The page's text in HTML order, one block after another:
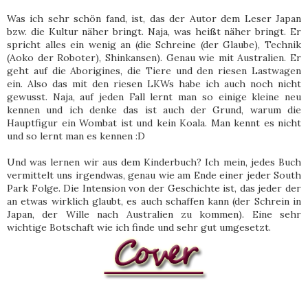
Was ich sehr schön fand, ist, das der Autor dem Leser Japan
bzw. die Kultur näher bringt. Naja, was heißt näher bringt. Er
spricht alles ein wenig an (die Schreine (der Glaube), Technik
(Aoko der Roboter), Shinkansen). Genau wie mit Australien. Er
geht auf die Aborigines, die Tiere und den riesen Lastwagen
ein. Also das mit den riesen LKWs habe ich auch noch nicht
gewusst. Naja, auf jeden Fall lernt man so einige kleine neu
kennen und ich denke das ist auch der Grund, warum die
Hauptfigur ein Wombat ist und kein Koala. Man kennt es nicht
und so lernt man es kennen :D
Und was lernen wir aus dem Kinderbuch? Ich mein, jedes Buch
vermittelt uns irgendwas, genau wie am Ende einer jeder South
Park Folge. Die Intension von der Geschichte ist, das jeder der
an etwas wirklich glaubt, es auch schaffen kann (der Schrein in
Japan, der Wille nach Australien zu kommen). Eine sehr
wichtige Botschaft wie ich finde und sehr gut umgesetzt.